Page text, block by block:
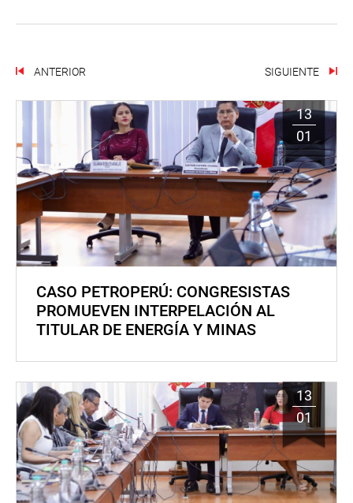
ANTERIOR SIGUIENTE
13
01
CASO PETROPERÚ: CONGRESISTAS
PROMUEVEN INTERPELACIÓN AL
TITULAR DE ENERGÍA Y MINAS
13
01